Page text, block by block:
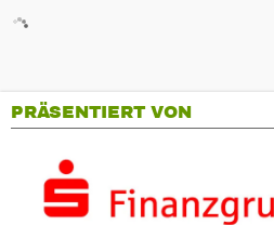
PRÄSENTIERT VON